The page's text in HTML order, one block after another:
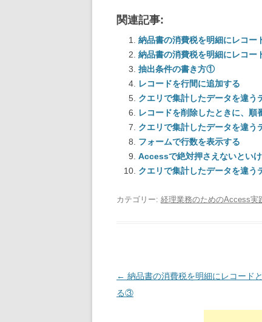
関連記事:
納品書の消費税を明細にレコ
納品書の消費税を明細にレコ
抽出条件の書き方①
レコードを行間に追加する
クエリで集計したデータを違
レコードを削除したときに、順
クエリで集計したデータを違
フォームで行数を表示する
Accessで絶対押さえないとい
クエリで集計したデータを違
カテゴリー: 経理業務のためのAccess実
投稿ナビゲーション
← 納品書の消費税を明細にレコード
る③